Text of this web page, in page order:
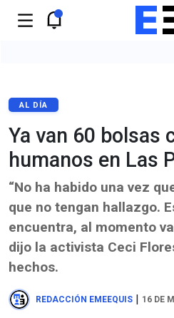
AL DÍA
Ya van 60 bolsas
humanos en Las
“No ha habido una vez
que no tengan hallazgo.
encuentra, al momento
dijo la activista Ceci
hechos.
REDACCIÓN EMEEQUIS | 16 DE